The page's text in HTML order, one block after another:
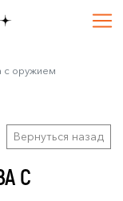
с оружием
Вернуться назад
С